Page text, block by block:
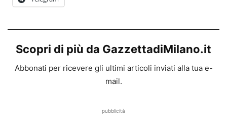
Scopri di più da GazzettadiMilano.it
Abbonati per ricevere gli ultimi articoli inviati alla tua e-
mail.
pubblicità